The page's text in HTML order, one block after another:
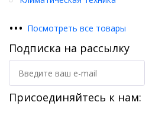
••• Посмотреть все товары
Подписка на рассылку
Присоединяйтесь к нам: